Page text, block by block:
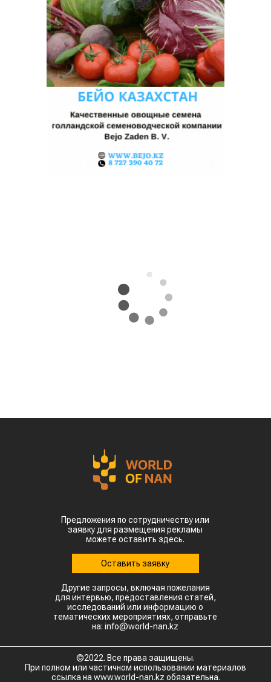
Предложения по сотрудничеству или
заявку для размещения рекламы
можете оставить здесь.
Оставить заявку
Другие запросы, включая пожелания
для интервью, предоставления статей,
исследований или информацию о
тематических мероприятиях, отправьте
на: info@world-nan.kz
©2022. Все права защищены.
При полном или частичном использовании материалов
ссылка на www.world-nan.kz обязательна.